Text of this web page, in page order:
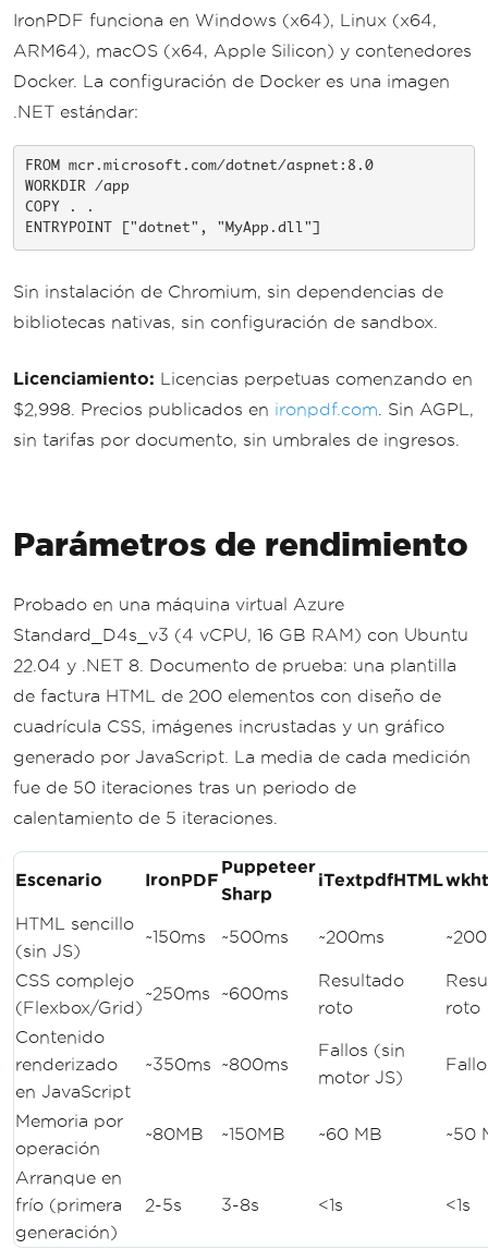
        <tr><td>Professional</td><td
>$356K</td><td>+8%</td></tr>
    </table>
</body>
var pdf
tml
pdf. SaveAs("report.pdf" );
IronPDF funciona en Windows (x64), Linux (x64,
ARM64), macOS (x64, Apple Silicon) y contenedores
Docker. La configuración de Docker es una imagen
.NET estándar:
FROM mcr.microsoft.com/dotnet/aspnet:8.0
WORKDIR /app
COPY . .
ENTRYPOINT ["dotnet", "MyApp.dll"]
Sin instalación de Chromium, sin dependencias de
bibliotecas nativas, sin configuración de sandbox.
Licenciamiento: Licencias perpetuas comenzando en
$2,998. Precios publicados en ironpdf.com . Sin AGPL,
sin tarifas por documento, sin umbrales de ingresos.
Parámetros de rendimiento
Probado en una máquina virtual Azure
Standard_D4s_v3 (4 vCPU, 16 GB RAM) con Ubuntu
22.04 y .NET 8. Documento de prueba: una plantilla
de factura HTML de 200 elementos con diseño de
cuadrícula CSS, imágenes incrustadas y un gráfico
generado por JavaScript. La media de cada medición
fue de 50 iteraciones tras un periodo de
calentamiento de 5 iteraciones.
Escenario IronPDF
Puppeteer
Sharp
iTextpdfHTML
HTML sencillo
(sin JS)
~150ms ~500ms ~200ms
CSS complejo
(Flexbox/Grid)
~250ms ~600ms
Resultado
roto
roto
Contenido
renderizado
en JavaScript
~350ms ~800ms
Fallos (sin
motor JS)
Memoria por
operación
~80MB ~150MB ~60 MB ~50
Arranque en
frío (primera
generación)
2-5s 3-8s <1s <1s